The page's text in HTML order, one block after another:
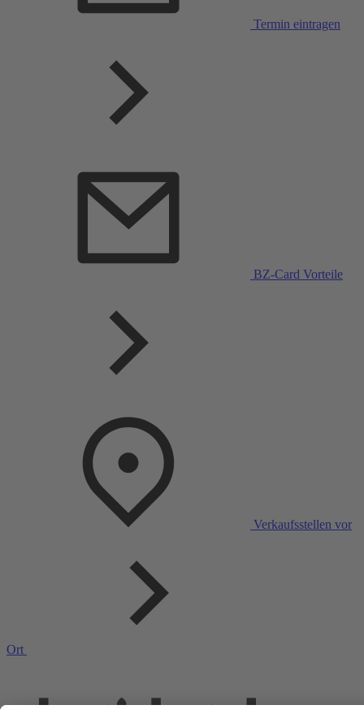
Termin eintragen
BZ-Card Vorteile
Verkaufsstellen vor
Ort